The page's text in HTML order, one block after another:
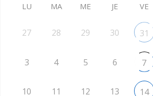
LU MA ME JE VE
27 28 29 30 31
3 4 5 6 7
10 11 12 13 14